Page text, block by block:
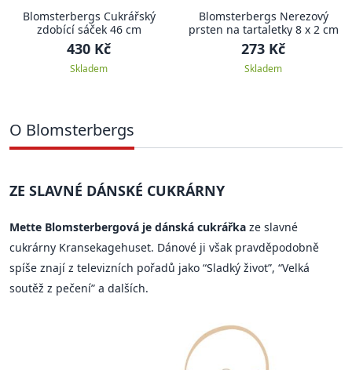
Blomsterbergs Cukrářský
zdobící sáček 46 cm
430 Kč
Skladem
Blomsterbergs Nerezový
prsten na tartaletky 8 x 2 cm
273 Kč
Skladem
O Blomsterbergs
ZE SLAVNÉ DÁNSKÉ CUKRÁRNY
Mette Blomsterbergová je dánská cukrářka ze slavné
cukrárny Kransekagehuset. Dánové ji však pravděpodobně
spíše znají z televizních pořadů jako “Sladký život”, “Velká
soutěž z pečení” a dalších.